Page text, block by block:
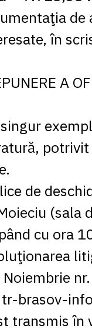
în
A
de
(sala
cu ora
brasov-
transmis în